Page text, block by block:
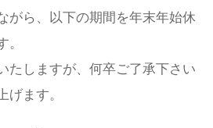
がら、以下の期間を年末年始休
。
たしますが、何卒ご了承下さい
げます。